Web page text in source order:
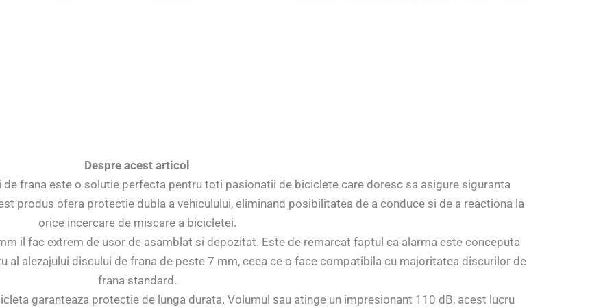
Despre acest articol
frana este o solutie perfecta pentru toti pasionatii de biciclete care doresc sa asigure siguranta
produs ofera protectie dubla a vehiculului, eliminand posibilitatea de a conduce si de a reactiona la
orice incercare de miscare a bicicletei.
il fac extrem de usor de asamblat si depozitat. Este de remarcat faptul ca alarma este conceputa
al alezajului discului de frana de peste 7 mm, ceea ce o face compatibila cu majoritatea discurilor de
frana standard.
garanteaza protectie de lunga durata. Volumul sau atinge un impresionant 110 dB, acest lucru